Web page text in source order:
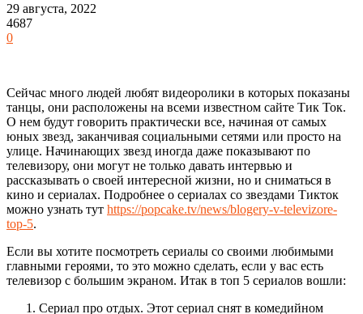
29 августа, 2022
4687
0
Сейчас много людей любят видеоролики в которых показаны
танцы, они расположены на всеми известном сайте Тик Ток.
О нем будут говорить практически все, начиная от самых
юных звезд, заканчивая социальными сетями или просто на
улице. Начинающих звезд иногда даже показывают по
телевизору, они могут не только давать интервью и
рассказывать о своей интересной жизни, но и сниматься в
кино и сериалах. Подробнее о сериалах со звездами Тикток
можно узнать тут https://popcake.tv/news/blogery-v-televizore-
top-5.
Если вы хотите посмотреть сериалы со своими любимыми
главными героями, то это можно сделать, если у вас есть
телевизор с большим экраном. Итак в топ 5 сериалов вошли:
Сериал про отдых. Этот сериал снят в комедийном